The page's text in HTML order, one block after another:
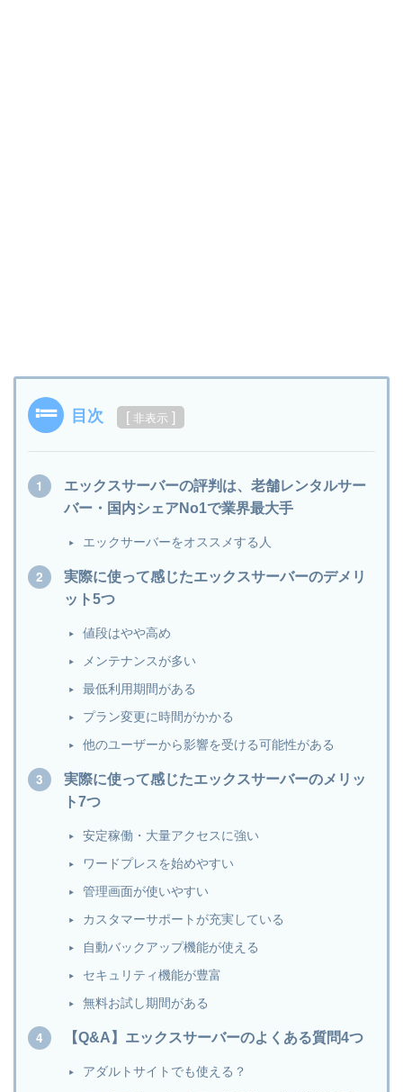
目次 [ 非表示 ]
エックスサーバーの評判は、老舗レンタルサー
バー・国内シェアNo1で業界最大手
エックサーバーをオススメする人
実際に使って感じたエックスサーバーのデメリ
ット5つ
値段はやや高め
メンテナンスが多い
最低利用期間がある
プラン変更に時間がかかる
他のユーザーから影響を受ける可能性がある
実際に使って感じたエックスサーバーのメリッ
ト7つ
安定稼働・大量アクセスに強い
ワードプレスを始めやすい
管理画面が使いやすい
カスタマーサポートが充実している
自動バックアップ機能が使える
セキュリティ機能が豊富
無料お試し期間がある
【Q&A】エックスサーバーのよくある質問4つ
アダルトサイトでも使える？